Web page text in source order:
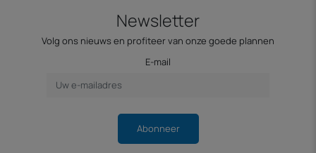
Newsletter
Volg ons nieuws en profiteer van onze goede plannen
E-mail
Abonneer